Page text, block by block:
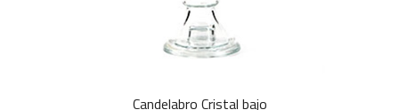
Candelabro Cristal bajo